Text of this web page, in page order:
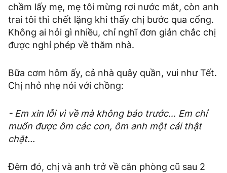
chầm lấy mẹ, mẹ tôi mừng rơi nước mắt, còn anh
trai tôi thì chết lặng khi thấy chị bước qua cổng.
Không ai hỏi gì nhiều, chỉ nghĩ đơn giản chắc chị
được nghỉ phép về thăm nhà.
Bữa cơm hôm ấy, cả nhà quây quần, vui như Tết.
Chị nhỏ nhẹ nói với chồng:
- Em xin lỗi vì về mà không báo trước… Em chỉ
muốn được ôm các con, ôm anh một cái thật
chặt...
Đêm đó, chị và anh trở về căn phòng cũ sau 2